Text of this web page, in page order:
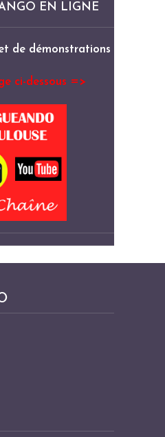
EN LIGNE
de démonstrations
ci-dessous =>